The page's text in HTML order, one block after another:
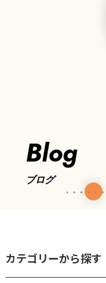
Blog
ブログ
カテゴリーから探す